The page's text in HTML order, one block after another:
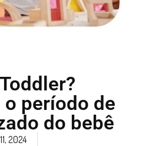
o período de
do bebê
2024